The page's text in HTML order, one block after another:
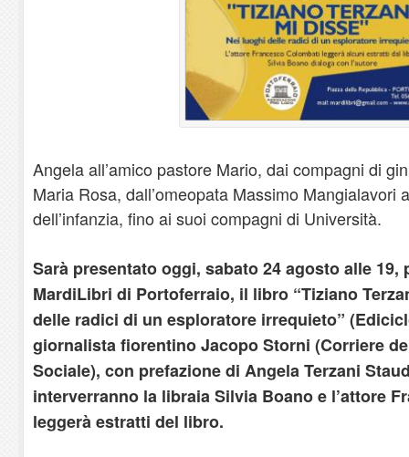
Angela all’amico pastore Mario, dai compagni di
Maria Rosa, dall’omeopata Massimo Mangialavori
dell’infanzia, fino ai suoi compagni di Università.
Sarà presentato oggi, sabato 24 agosto alle 19,
MardiLibri di Portoferraio, il libro “Tiziano
delle radici di un esploratore irrequieto”
giornalista fiorentino Jacopo Storni (Corriere
Sociale), con prefazione di Angela Terzani
interverranno la libraia Silvia Boano e l’attore
leggerà estratti del libro.